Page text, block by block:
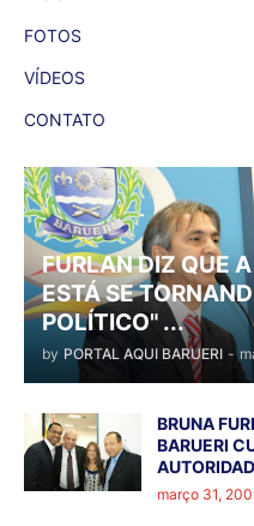
FOTOS
VÍDEOS
CONTATO
FURLAN DIZ QUE
ESTÁ SE
POLÍTICO" ...
by PORTAL AQUI BARUERI -
BRUNA
BARUERI
março 31,